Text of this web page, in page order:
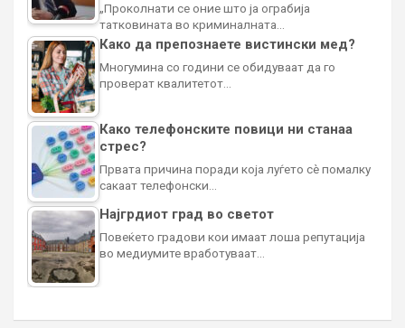
„Проколнати се оние што ја ограбија
татковината во криминалната…
Како да препознаете вистински мед?
Многумина со години се обидуваат да го
проверат квалитетот…
Како телефонските повици ни станаа
стрес?
Првата причина поради која луѓето сè помалку
сакаат телефонски…
Најгрдиот град во светот
Повеќето градови кои имаат лоша репутација
во медиумите вработуваат…